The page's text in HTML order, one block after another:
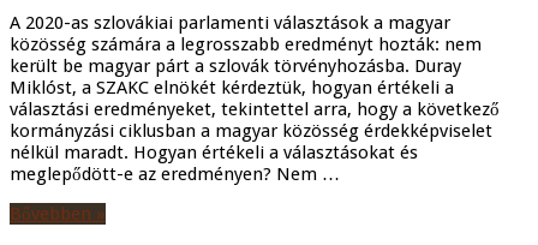
A 2020-as szlovákiai parlamenti választások a magyar
közösség számára a legrosszabb eredményt hozták: nem
került be magyar párt a szlovák törvényhozásba. Duray
Miklóst, a SZAKC elnökét kérdeztük, hogyan értékeli a
választási eredményeket, tekintettel arra, hogy a következő
kormányzási ciklusban a magyar közösség érdekképviselet
nélkül maradt. Hogyan értékeli a választásokat és
meglepődött-e az eredményen? Nem …
Bővebben »